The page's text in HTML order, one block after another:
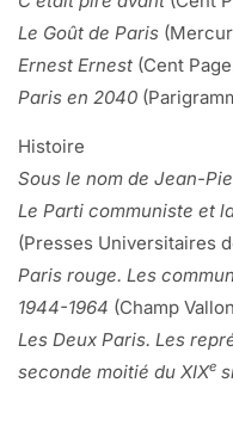
bras tout-puissants
naissance‑miracle à
dépendance quasi
des mouvements de
fleuve au bord
fuite et le point
Styx ici, climat là.
effrayé, la crainte de
peur de dégringoler.
l’eau, le coup de
chahute le flot des
Le Goût de Paris
Ernest Ernest (Cent
Paris en 2040
Histoire
Sous le nom de Jean-
Le Parti communiste et
(Presses Universitaires
Paris rouge. Les
1944-1964 (Champ
Les Deux Paris. Les
seconde moitié du XIXe